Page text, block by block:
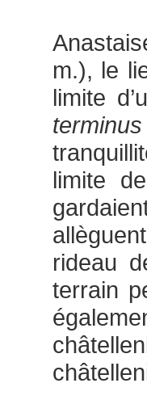
Dans
m.), le
limite
terminus
limite
rideau
terrain